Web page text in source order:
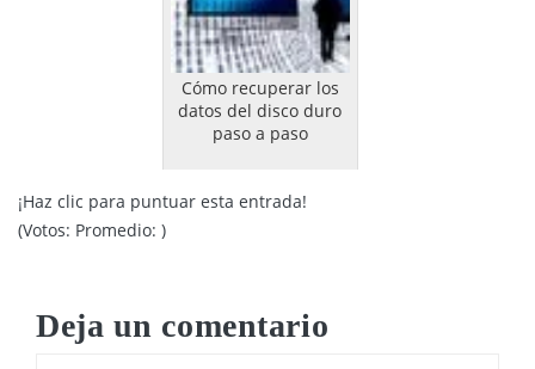
Cómo recuperar los
datos del disco duro
paso a paso
¡Haz clic para puntuar esta entrada!
(Votos: Promedio: )
Deja un comentario